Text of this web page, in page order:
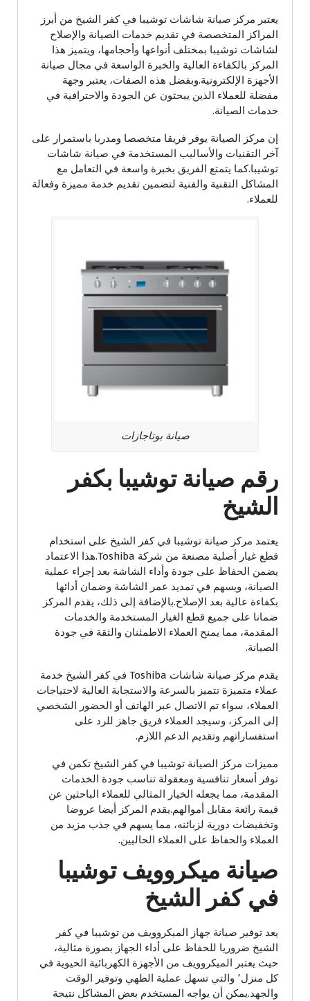
يعتبر مركز صيانة شاشات توشيبا في كفر الشيخ من أبرز
المراكز المتخصصة في تقديم خدمات الصيانة والإصلاح
لشاشات توشيبا بمختلف أنواعها وأحجامها، ويتميز هذا
المركز بالكفاءة العالية والخبرة الواسعة في مجال صيانة
الأجهزة الإلكترونية.وبفضل هذه الصفات، يعتبر وجهة
مفضلة للعملاء الذين يبحثون عن الجودة والاحترافية في
خدمات الصيانة.
إن مركز الصيانة يوفر فريقا متخصصا ومدربا باستمرار على
آخر التقنيات والأساليب المستخدمة في صيانة شاشات
توشيبا.كما يتمتع الفريق بخبرة واسعة في التعامل مع
المشاكل التقنية والفنية لتضمين تقديم خدمة مميزة وفعالة
للعملاء.
صيانة بوتاجازات
رقم صيانة توشيبا بكفر
الشيخ
يعتمد مركز صيانة توشيبا في كفر الشيخ على استخدام
قطع غيار أصلية مصنعة من شركة Toshiba.هذا الاعتماد
يضمن الحفاظ على جودة وأداء الشاشة بعد إجراء عملية
الصيانة، ويسهم في تمديد عمر الشاشة وضمان أدائها
بكفاءة عالية بعد الإصلاح.بالإضافة إلى ذلك، يقدم المركز
ضمانا على جميع قطع الغيار المستخدمة والخدمات
المقدمة، مما يمنح العملاء الاطمئنان والثقة في جودة
الصيانة.
يقدم مركز صيانة شاشات Toshiba في كفر الشيخ خدمة
عملاء متميزة تتميز بالسرعة والاستجابة العالية لاحتياجات
العملاء، سواء تم الاتصال عبر الهاتف أو الحضور الشخصي
إلى المركز، وسيجد العملاء فريق جاهز للرد على
استفساراتهم وتقديم الدعم اللازم.
مميزات مركز الصيانة توشيبا في كفر الشيخ تكمن في
توفر أسعار تنافسية ومعقولة تناسب جودة الخدمات
المقدمة، مما يجعله الخيار المثالي للعملاء الباحثين عن
قيمة رائعة مقابل أموالهم.يقدم المركز أيضا عروضا
وتخفيضات دورية لزبائنه، مما يسهم في جذب مزيد من
العملاء والحفاظ على العملاء الحاليين.
صيانة ميكروويف توشيبا
في كفر الشيخ
يعد توفير صيانة جهاز الميكروويف من توشيبا في كفر
الشيخ ضروريا للحفاظ على أداء الجهاز بصورة مثالية،
حيث يعتبر الميكروويف من الأجهزة الكهربائية الحيوية في
كل منزل٬ والتي تسهل عملية الطهي وتوفير الوقت
والجهد.يمكن أن يواجه المستخدم بعض المشاكل نتيجة